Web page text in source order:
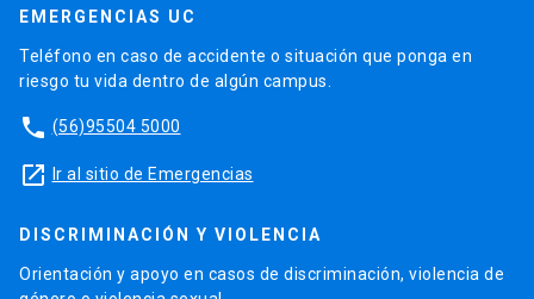
EMERGENCIAS UC
Teléfono en caso de accidente o situación que ponga en
riesgo tu vida dentro de algún campus.
phone (56)95504 5000
launch Ir al sitio de Emergencias
DISCRIMINACIÓN Y VIOLENCIA
Orientación y apoyo en casos de discriminación, violencia de